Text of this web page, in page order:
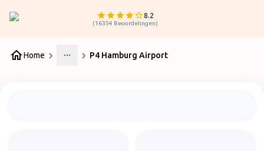
8.2
(16354 Beoordelingen)
Home
More
P4 Hamburg Airport